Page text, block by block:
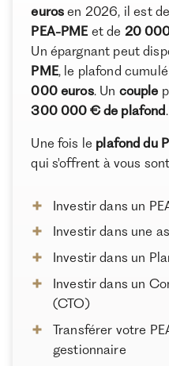
À propos de Ramify
Ramify est
Pour une clientèle
expertise
rigoureuse des
une logique de
euros en 2026, il est de
PEA-PME et de 20
Un épargnant peut
PME, le plafond
000 euros. Un couple
300 000 € de plafond.
Une fois le plafond du
qui s'offrent à vous
Investir dans un
Investir dans une
Investir dans un
Investir dans un
(CTO)
Transférer votre
gestionnaire